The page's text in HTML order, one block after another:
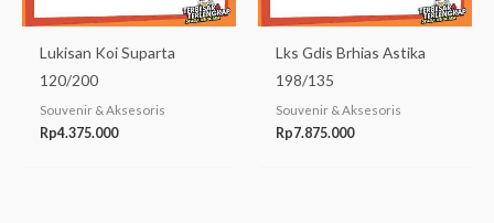
Lukisan Koi Suparta
120/200
Souvenir & Aksesoris
Rp4.375.000
Lks Gdis Brhias Astika
198/135
Souvenir & Aksesoris
Rp7.875.000